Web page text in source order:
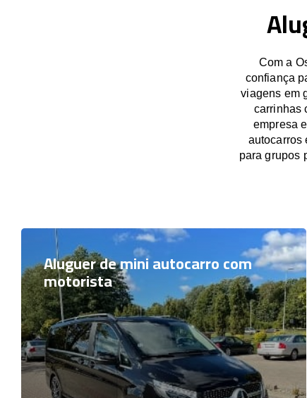
Com a
confiança
viagens em
carrinhas
empresa
autocarros
para grupos
Aluguer de mini autocarro com
motorista